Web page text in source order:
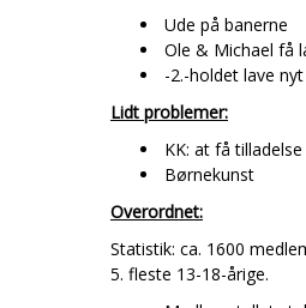
Ude på banerne
Ole & Michael få
-2.-holdet lave
Lidt problemer:
KK: at få
Børnekunst
Overordnet:
Statistik: ca. 1600
5. fleste 13-18-årige.